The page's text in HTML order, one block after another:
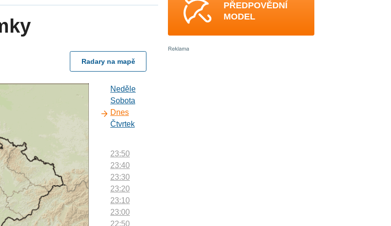
Radary na mapě
Neděle
Sobota
Dnes
Čtvrtek
23:50
23:40
23:30
23:20
23:10
23:00
22:50
PŘEDPOVĚDNÍ
MODEL